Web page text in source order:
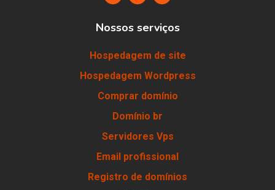
Nossos serviços
Hospedagem de site
Hospedagem Wordpress
Comprar domínio
Domínio br
Servidores Vps
Email profissional
Registro de domínios